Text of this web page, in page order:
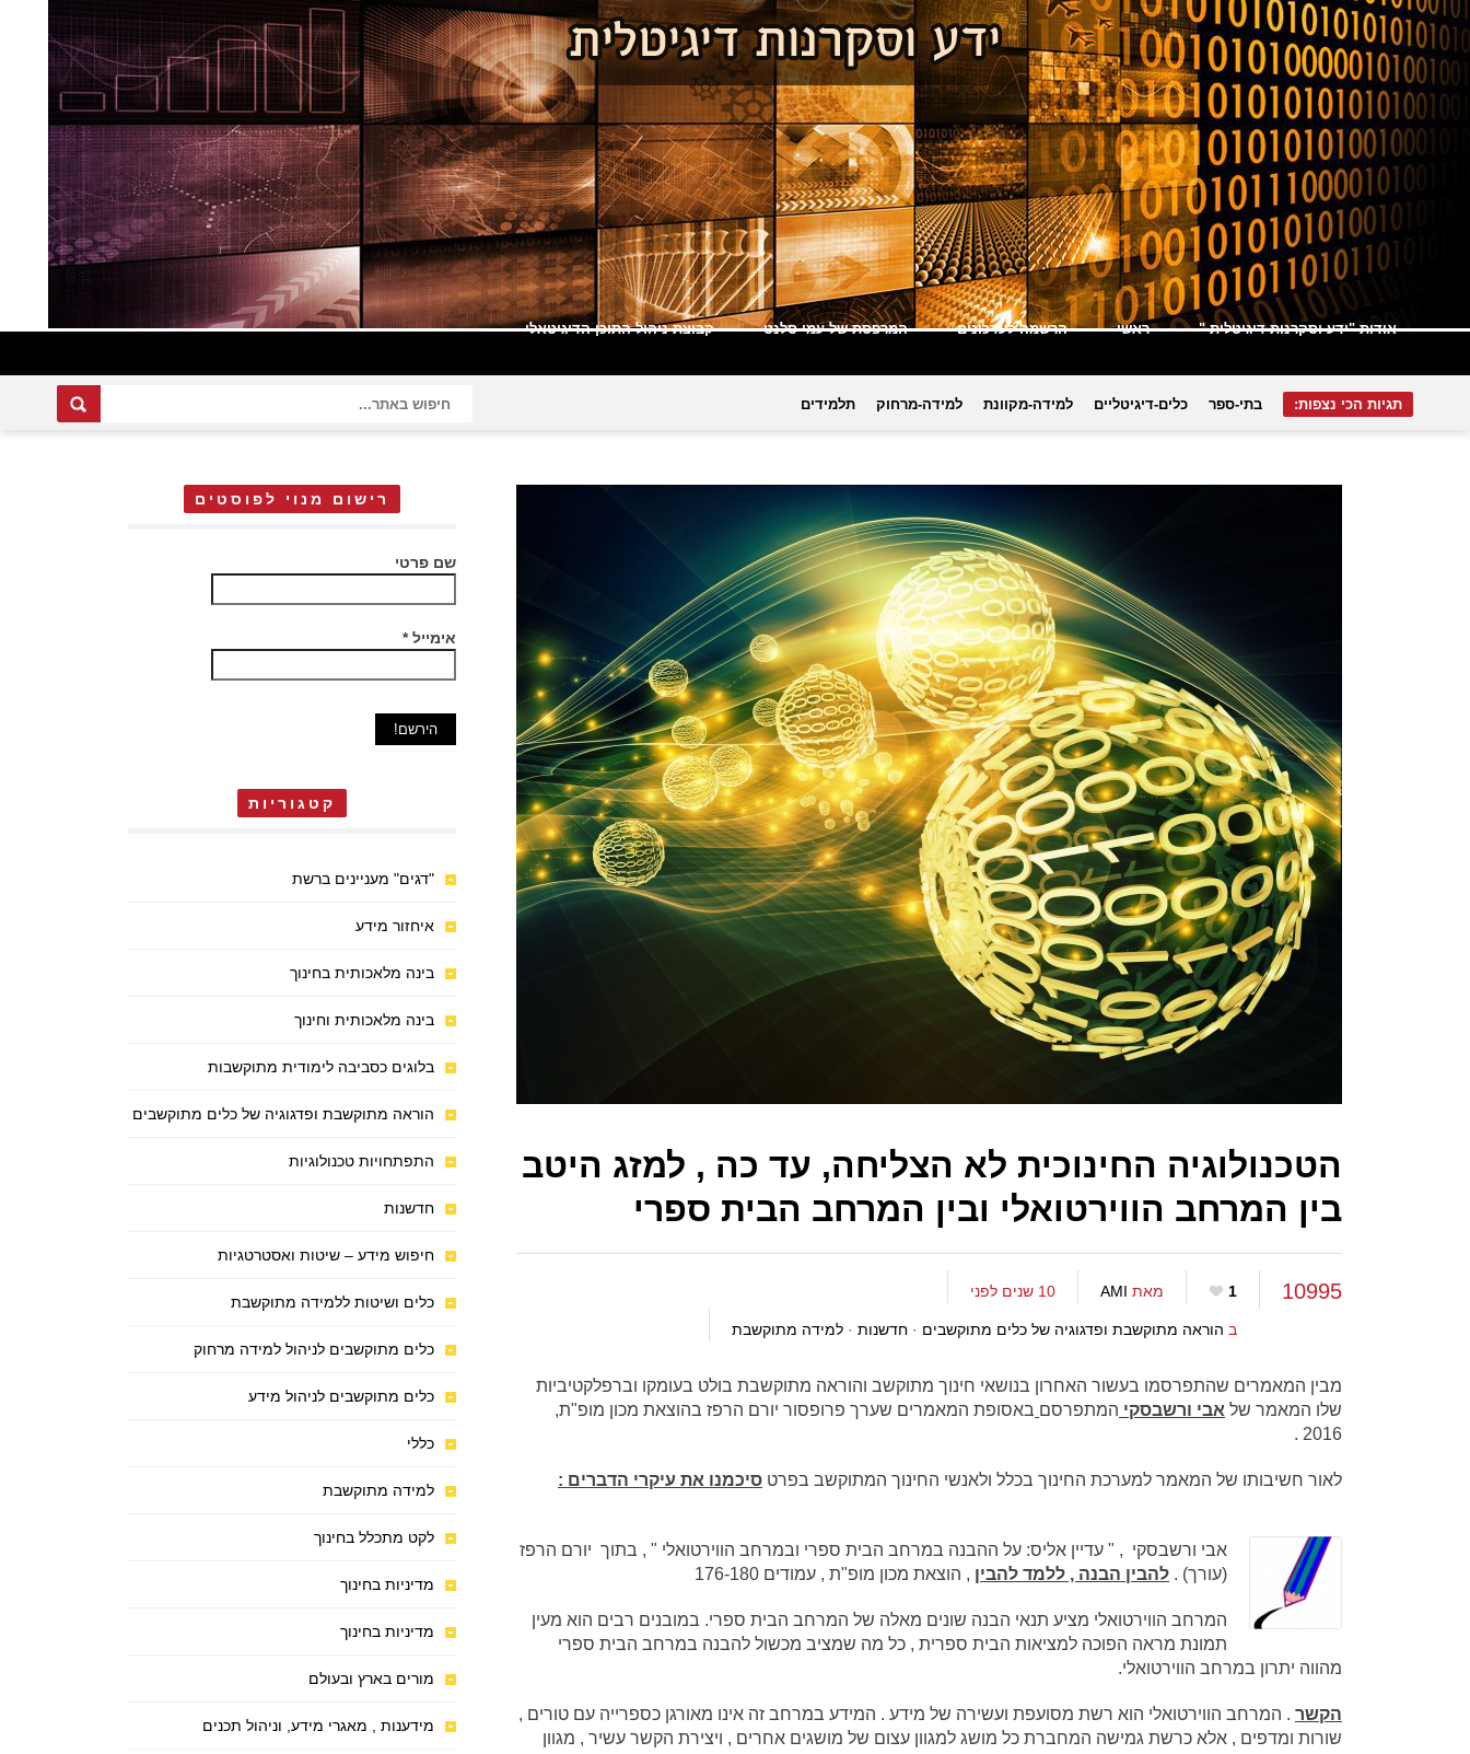
אודות "ידע וסקרנות דיגיטלית " ראשי הרשמה לעדכונים המרפסת של עמי סלנט קבוצת ניהול התוכן הדיגיטאלי
תגיות הכי נצפות: בתי-ספר כלים-דיגיטליים למידה-מקוונת למידה-מרחוק תלמידים
הטכנולוגיה החינוכית לא הצליחה, עד כה , למזג היטב
בין המרחב הווירטואלי ובין המרחב הבית ספרי
10995
1 מאת AMI 10 שנים לפני
ב הוראה מתוקשבת ופדגוגיה של כלים מתוקשבים · חדשנות · למידה מתוקשבת
מבין המאמרים שהתפרסמו בעשור האחרון בנושאי חינוך מתוקשב והוראה מתוקשבת בולט בעומקו וברפלקטיביות
שלו המאמר של אבי ורשבסקי המתפרסם באסופת המאמרים שערך פרופסור יורם הרפז בהוצאת מכון מופ"ת,
2016 .
לאור חשיבותו של המאמר למערכת החינוך בכלל ולאנשי החינוך המתוקשב בפרט סיכמנו את עיקרי הדברים :
אבי ורשבסקי , " עדיין אליס: על ההבנה במרחב הבית ספרי ובמרחב הווירטואלי " , בתוך יורם הרפז
(עורך) . להבין הבנה , ללמד להבין , הוצאת מכון מופ"ת , עמודים 176-180
המרחב הווירטואלי מציע תנאי הבנה שונים מאלה של המרחב הבית ספרי. במובנים רבים הוא מעין
תמונת מראה הפוכה למציאות הבית ספרית , כל מה שמציב מכשול להבנה במרחב הבית ספרי
מהווה יתרון במרחב הווירטואלי.
הקשר . המרחב הווירטואלי הוא רשת מסועפת ועשירה של מידע . המידע במרחב זה אינו מאורגן כספרייה עם טורים ,
שורות ומדפים , אלא כרשת גמישה המחברת כל מושג למגוון עצום של מושגים אחרים , ויצירת הקשר עשיר , מגוון
רישום מנוי לפוסטים
שם פרטי
אימייל*
קטגוריות
"דגים" מעניינים ברשת
איחזור מידע
בינה מלאכותית בחינוך
בינה מלאכותית וחינוך
בלוגים כסביבה לימודית מתוקשבות
הוראה מתוקשבת ופדגוגיה של כלים מתוקשבים
התפתחויות טכנולוגיות
חדשנות
חיפוש מידע – שיטות ואסטרטגיות
כלים ושיטות ללמידה מתוקשבת
כלים מתוקשבים לניהול למידה מרחוק
כלים מתוקשבים לניהול מידע
כללי
למידה מתוקשבת
לקט מתכלל בחינוך
מדיניות בחינוך
מדיניות בחינוך
מורים בארץ ובעולם
מידענות , מאגרי מידע, וניהול תכנים